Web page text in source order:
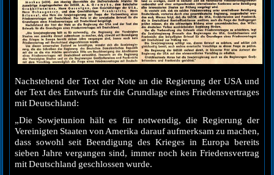
Nachstehend der Text der Note an die Regierung der USA und
der Text des Entwurfs für die Grundlage eines Friedensvertrages
mit Deutschland:
„Die Sowjetunion hält es für notwendig, die Regierung der
Vereinigten Staaten von Amerika darauf aufmerksam zu machen,
dass sowohl seit Beendigung des Krieges in Europa bereits
sieben Jahre vergangen sind, immer noch kein Friedensvertrag
mit Deutschland geschlossen wurde.